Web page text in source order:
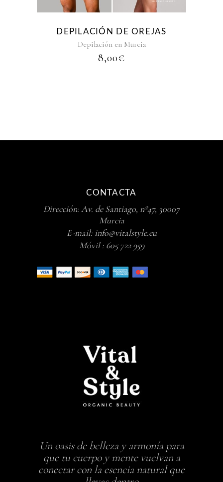
DEPILACIÓN DE OREJAS
Depilación en Murcia
8,00€
CONTACTA
Dirección:Av. de Santiago, nº47, 30007
Murcia
E-mail: info@vitalstyle.eu
Móvil : 605 722 959
Un oasis de belleza y armonía para
que tu cuerpo y mente vuelvan a
conectar con la esencia natural que